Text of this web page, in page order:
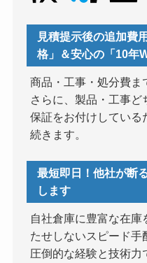
見積提示後の追加費
格」＆安心の「10年
商品・工事・処分費ま
さらに、製品・工事
保証をお付けしている
続きます。
最短即日！他社が断
します
自社倉庫に豊富な在
たせしないスピード手
圧倒的な経験と技術力